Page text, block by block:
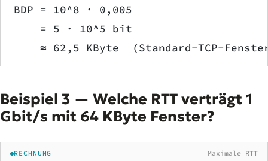
BDP = 10^8 · 0,005
    = 5 · 10^5 bit
≈ 62,5 KByte  (Standard-TCP-
Beispiel 3 — Welche RTT verträgt 1
Gbit/s mit 64 KByte Fenster?
RECHNUNG Maximale RTT